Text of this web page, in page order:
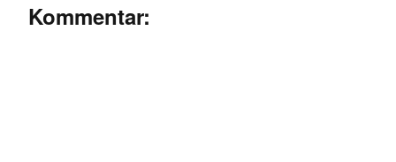
Kommentar: